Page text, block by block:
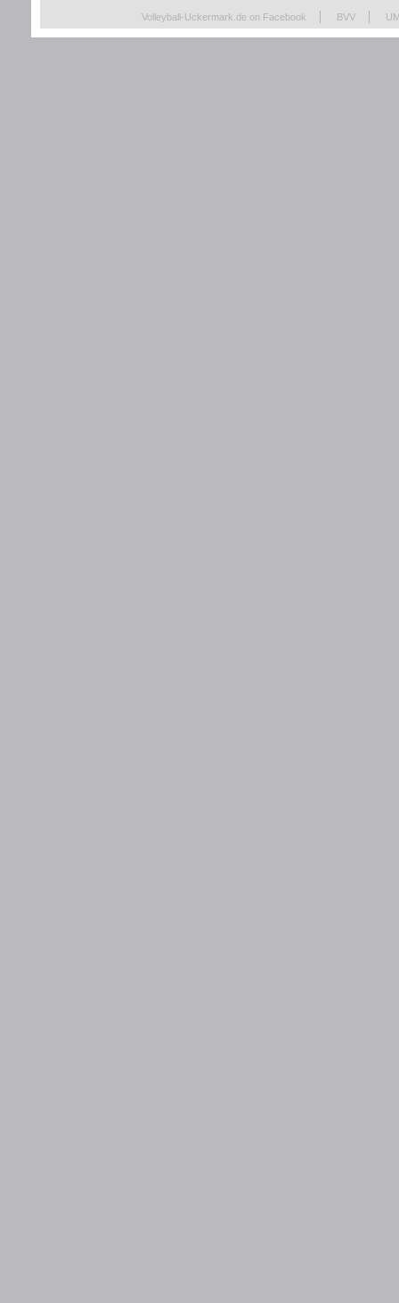
Volleyball-Uckermark.de on Facebook BVV